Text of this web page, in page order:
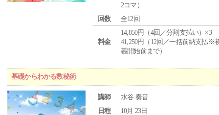
2コマ）
回数
全12回
料金
14,850円（4回／分割支払い）×3
41,250円（12回／一括前納支払※
義開始前まで）
基礎からわかる数秘術
講師
水谷 奏音
日程
10月 23日